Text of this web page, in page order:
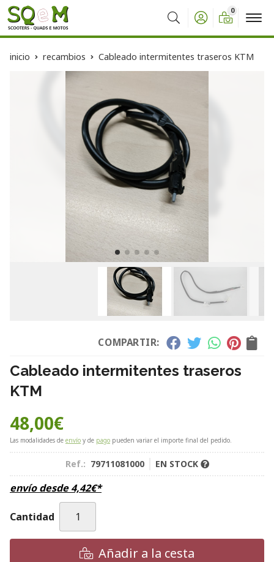
Buscar
0
inicio recambios Cableado intermitentes traseros KTM
COMPARTIR:
Cableado intermitentes traseros
KTM
48,00€
Las modalidades de envío y de pago pueden variar el importe final del pedido.
Ref.: 79711081000 EN STOCK
envío desde4,42€*
Cantidad
Añadir a la cesta